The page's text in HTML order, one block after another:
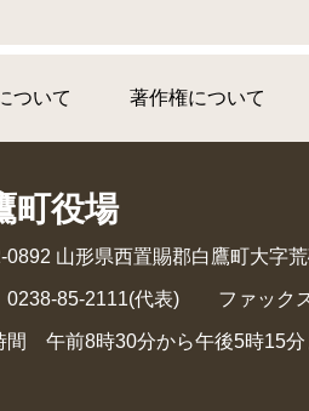
ついて 著作権について
町役場
0892 山形県西置賜郡白鷹町大字
85-2111(代表) ファック
間 午前8時30分から午後5時15分